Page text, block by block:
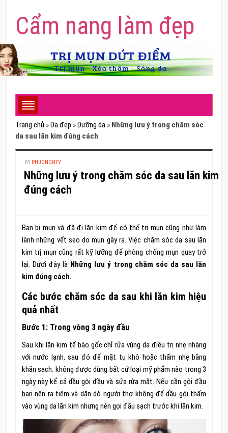
Cẩm nang làm đẹp
Trang chủ » Da đẹp » Dưỡng da » Những lưu ý trong chăm sóc
da sau lăn kim đúng cách
BY PHUONGNTV
Những lưu ý trong chăm sóc da sau lăn kim
đúng cách
Bạn bị mụn và đã đi lăn kim để có thể trị mụn cũng như làm
lành những vết sẹo do mụn gây ra. Việc chăm sóc da sau lăn
kim trị mụn cũng rất kỹ lưỡng để phòng chống mụn quay trở
lại. Dươi đây là Những lưu ý trong chăm sóc da sau lăn
kim đúng cách.
Các bước chăm sóc da sau khi lăn kim hiệu
quả nhất
Bước 1: Trong vòng 3 ngày đầu
Sau khi lăn kim tế bào gốc chỉ rửa vùng da điều trị nhẹ nhàng
với nước lạnh, sau đó để mặt tụ khô hoặc thấm nhẹ bằng
khăn sạch. không được dùng bất cứ loại mỹ phẩm nào trong 3
ngày này kể cả dầu gội đầu và sửa rửa mặt. Nếu cần gội đầu
bạn nên ra tiệm và dặn dò người thợ không để dầu gội thấm
vào vùng da lăn kim nhưng nên gọi đầu sạch trước khi lăn kim.